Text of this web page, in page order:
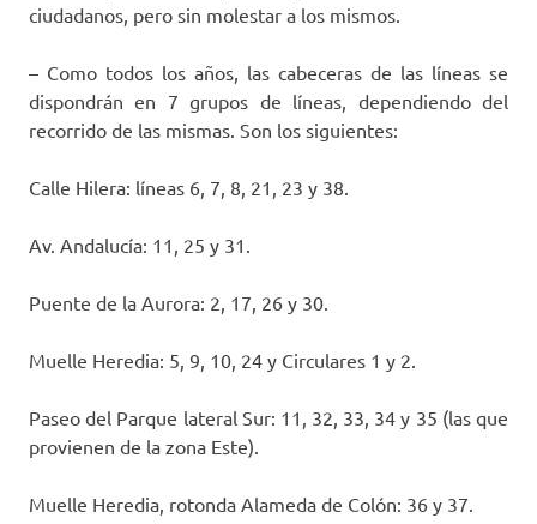
ciudadanos, pero sin molestar a los mismos.
– Como todos los años, las cabeceras de las líneas se
dispondrán en 7 grupos de líneas, dependiendo del
recorrido de las mismas. Son los siguientes:
Calle Hilera: líneas 6, 7, 8, 21, 23 y 38.
Av. Andalucía: 11, 25 y 31.
Puente de la Aurora: 2, 17, 26 y 30.
Muelle Heredia: 5, 9, 10, 24 y Circulares 1 y 2.
Paseo del Parque lateral Sur: 11, 32, 33, 34 y 35 (las que
provienen de la zona Este).
Muelle Heredia, rotonda Alameda de Colón: 36 y 37.